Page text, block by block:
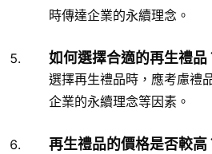
時傳達企業的永續理念。
如何選擇合適的再生禮品
選擇再生禮品時，應考慮禮
企業的永續理念等因素。
再生禮品的價格是否較高